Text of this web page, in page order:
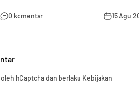
0 komentar 15 Agu
hCaptcha dan berlaku Kebijakan